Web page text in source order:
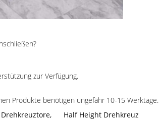
zur Verfügung.
Produkte benötigen ungefähr 10-15 Werktage.
, Half Height Drehkreuz